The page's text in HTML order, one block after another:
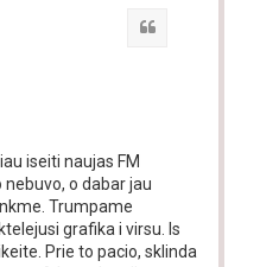
iseiti naujas FM
o dabar jau
Trumpame
grafika i virsu. Is
Prie to pacio, sklinda